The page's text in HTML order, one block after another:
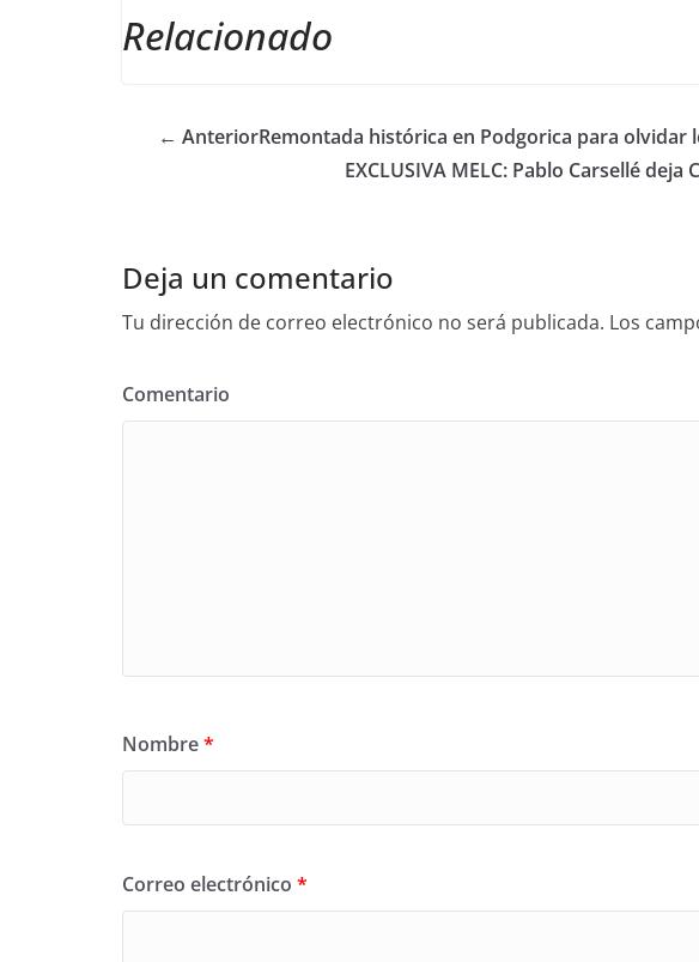
Relacionado
← AnteriorRemontada histórica en Podgorica para olvidar
EXCLUSIVA MELC: Pablo Carsellé
Deja un comentario
Tu dirección de correo electrónico no será publicada. Los
Comentario
Nombre*
Correo electrónico *